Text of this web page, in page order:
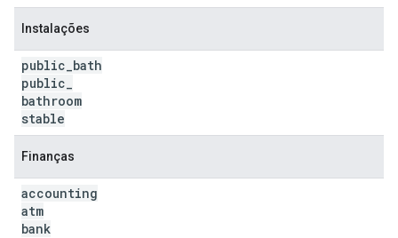
Instalações
public bath
public
bathroom
stable
Finanças
accounting
atm
bank